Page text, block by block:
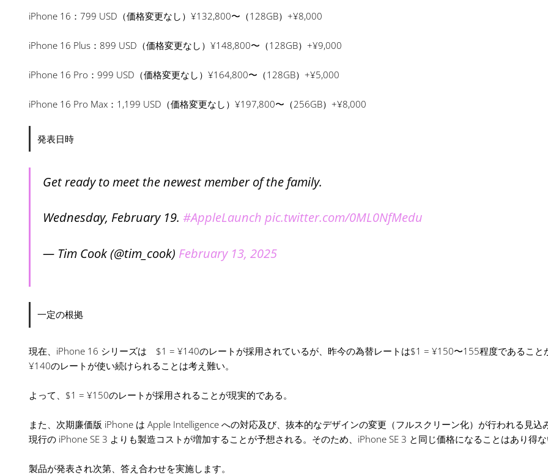
iPhone 16：799 USD（価格変更なし）¥132,800〜（128GB）+¥8,000
iPhone 16 Plus：899 USD（価格変更なし）¥148,800〜（128GB）+¥9,000
iPhone 16 Pro：999 USD（価格変更なし）¥164,800〜（128GB）+¥5,000
iPhone 16 Pro Max：1,199 USD（価格変更なし）¥197,800〜（256GB）+¥8,000
発表日時
Get ready to meet the newest member of the family.
Wednesday, February 19. #AppleLaunch pic.twitter.com/0ML0NfMedu
— Tim Cook (@tim_cook) February 13, 2025
一定の根拠
現在、iPhone 16 シリーズは $1 = ¥140のレートが採用されているが、昨今の為替レートは$1 = ¥150〜155程度であること
¥140のレートが使い続けられることは考え難い。
よって、$1 = ¥150のレートが採用されることが現実的である。
また、次期廉価版 iPhone は Apple Intelligence への対応及び、抜本的なデザインの変更（フルスクリーン化）が行われる見込
現行の iPhone SE 3 よりも製造コストが増加することが予想される。そのため、iPhone SE 3 と同じ価格になることはあり得な
製品が発表され次第、答え合わせを実施します。